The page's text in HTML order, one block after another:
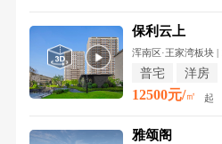
保利云上
浑南区·王家湾板块 |
普宅 洋房
12500元/㎡ 起
雅颂阁